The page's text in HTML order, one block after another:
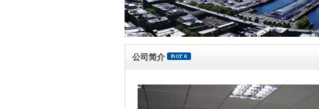
公司简介